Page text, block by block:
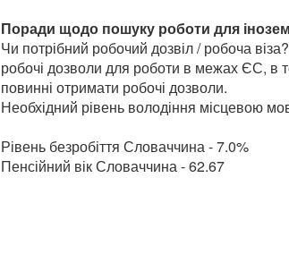
Поради щодо пошуку роботи для
Чи потрібний робочий дозвіл / робоча
робочі дозволи для роботи в межах ЄС, в
повинні отримати робочі дозволи.
Необхідний рівень володіння місцевою
Рівень безробіття Словаччина - 7.0%
Пенсійний вік Словаччина - 62.67